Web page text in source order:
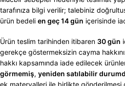
tarafınıza bilgi verilir; talebiniz
ürün bedeli en geç 14 gün içerisinde
Ürün teslim tarihinden itibaren 30 gün
gerekçe göstermeksizin cayma
hakkı kapsamında iade edilecek
görmemiş, yeniden satılabilir